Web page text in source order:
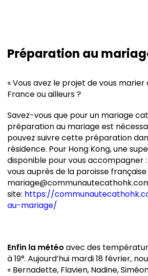
Préparation au
« Vous avez le projet de vous marier
France ou ailleurs ?
Savez-vous que pour un mariage
préparation au mariage est
pouvez suivre cette préparation
résidence. Pour Hong Kong, une
disponible pour vous accompagner
vous auprès de la paroisse française
site: https://
au-mariage/
Enfin la météo avec des
à 19°. Aujourd’hui mardi 18 février,
« Bernadette, Flavien, Nadine,